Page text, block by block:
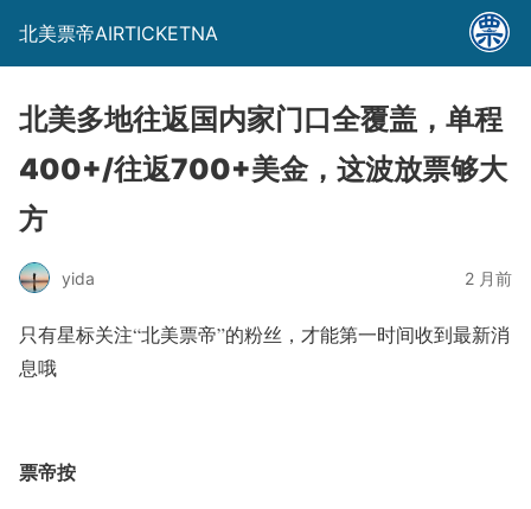
北美票帝AIRTICKETNA
北美多地往返国内家门口全覆盖，单程
400+/往返700+美金，这波放票够大
方
yida 2 月前
只有星标关注“北美票帝”的粉丝，才能第一时间收到最新消
息哦
票帝按